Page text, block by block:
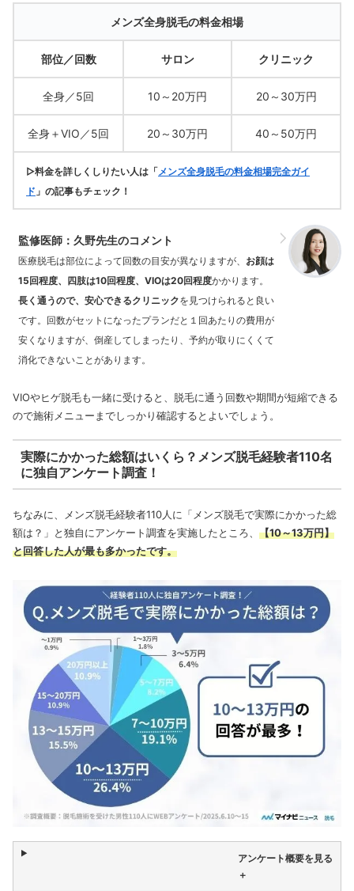
メンズ全身脱毛の料金相場
部位／回数 サロン クリニック
全身／5回 10～20万円 20～30万円
全身＋VIO／5回 20～30万円 40～50万円
▷料金を詳しくしりたい人は「 メンズ全身脱毛の料金相場完全ガイ
ド 」の記事もチェック！
監修医師：久野先生のコメント
医療脱毛は部位によって回数の目安が異なりますが、 お顔は
15回程度、四肢は10回程度、VIOは20回程度かかります。
長く通うので、安心できるクリニックを見つけられると良い
です。回数がセットになったプランだと１回あたりの費用が
安くなりますが、倒産してしまったり、予約が取りにくくて
消化できないことがあります。
VIOやヒゲ脱毛も一緒に受けると、脱毛に通う回数や期間が短縮できる
ので施術メニューまでしっかり確認するとよいでしょう。
実際にかかった総額はいくら？メンズ脱毛経験者110名
に独自アンケート調査！
ちなみに、メンズ脱毛経験者110人に「メンズ脱毛で実際にかかった総
額は？」と独自にアンケート調査を実施したところ、 【10～13万円】
と回答した人が最も多かったです。
アンケート概要を見る
＋